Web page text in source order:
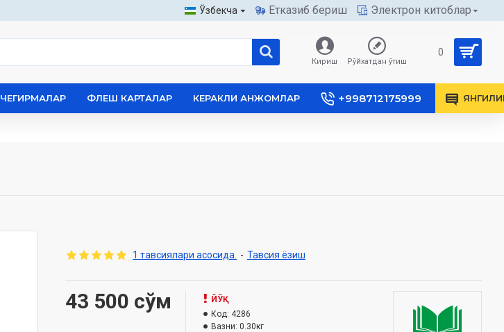
Ўзбекча Етказиб бериш Электрон китоблар
Кириш Рўйхатдан ўтиш
0
ЧЕГИРМАЛАР ФЛЕШ КАРТАЛАР КЕРАКЛИ АНЖОМЛАР +998712175999
1 тавсиялари асосида. - Тавсия ёзиш
43 500 сўм
ЙЎҚ
Код: 4286
Вазни: 0.30кг